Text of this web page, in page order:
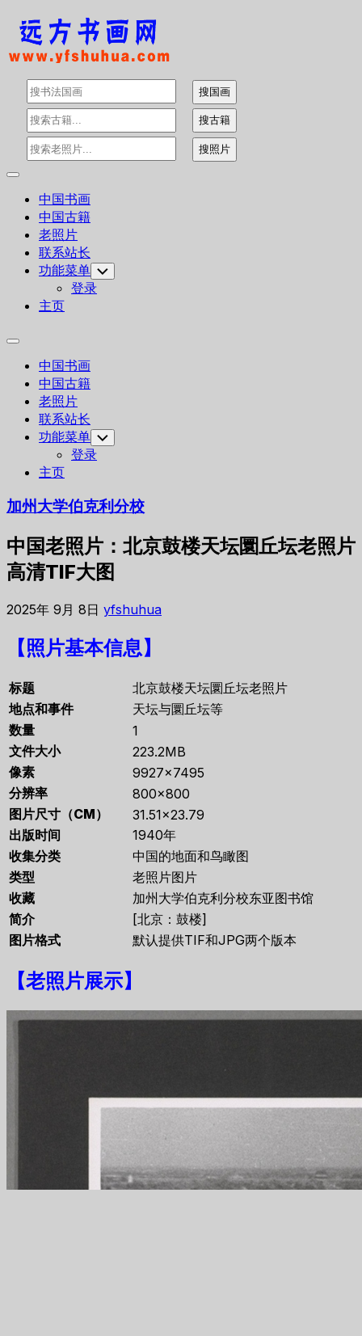
Skip
content
Expand
中国书画
中国古籍
老照片
联系站长
功能菜单 Toggle
Child
Menu
登录
主页
Expand
中国书画
中国古籍
老照片
联系站长
功能菜单 Toggle
Child
Menu
登录
主页
加州大学伯克利分校
中国老照片：北京鼓楼天坛圜丘坛老照片
高清TIF大图
2025年 9月 8日 yfshuhua
【照片基本信息】
标题
北京鼓楼天坛圜丘坛老照片
地点和事件
天坛与圜丘坛等
数量
1
文件大小
223.2MB
像素
9927×7495
分辨率
800×800
图片尺寸（CM）
31.51×23.79
出版时间
1940年
收集分类
中国的地面和鸟瞰图
类型
老照片图片
收藏
加州大学伯克利分校东亚图书馆
简介
[北京：鼓楼]
图片格式
默认提供TIF和JPG两个版本
【老照片展示】